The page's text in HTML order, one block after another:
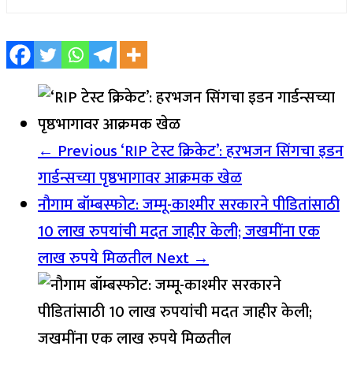
← Previous‘RIP टेस्ट क्रिकेट’: हरभजन सिंगचा इडन
गार्डन्सच्या पृष्ठभागावर आक्रमक खेळ
नौगाम बॉम्बस्फोट: जम्मू-काश्मीर सरकारने पीडितांसाठी
10 लाख रुपयांची मदत जाहीर केली; जखमींना एक
लाख रुपये मिळतीलNext →